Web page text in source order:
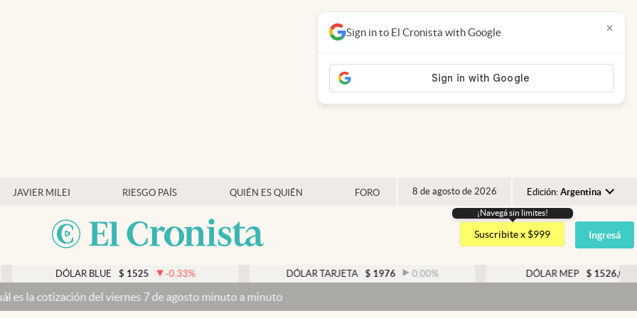
JAVIER MILEI RIESGO PAÍS QUIÉN ES QUIÉN FORO 8 de agosto de 2026 Edición: Argentina
Argentina
España
USA
¡Navegá sin limites!
Suscribite x $999 Ingresá
DÓLAR BLUE $ 1525 -0.33% DÓLAR TARJETA $ 1976 0.00% DÓLAR MEP $ 1526,03 0.43
del viernes 7 de agosto minuto a minuto
Sign in to El Cronista with Google ×